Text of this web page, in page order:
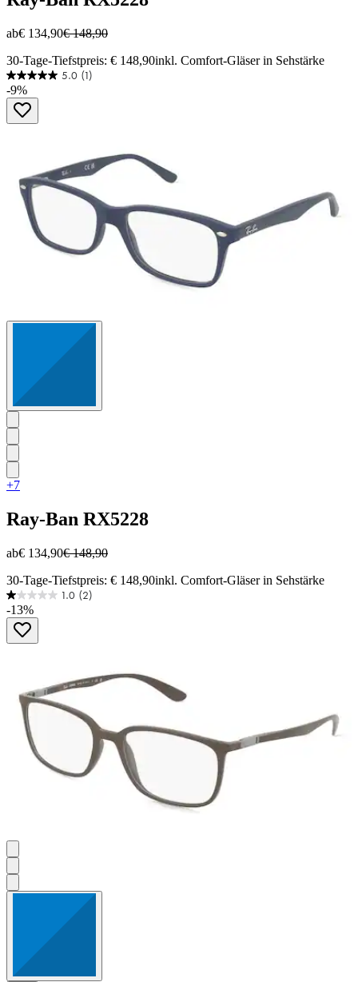
ab€ 134,90€ 148,90
30-Tage-Tiefstpreis: € 148,90inkl. Comfort-Gläser in Sehstärke
5.0 (1)
5.0
von
Sternen.
-9%
+7
Ray-Ban RX5228
ab€ 134,90€ 148,90
30-Tage-Tiefstpreis: € 148,90inkl. Comfort-Gläser in Sehstärke
1.0 (2)
1.0
von
Sternen.
-13%